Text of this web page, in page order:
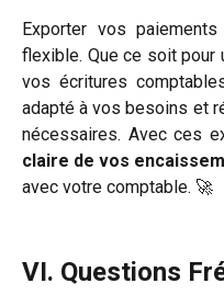
Exporter vos
flexible. Que ce soit pour
vos écritures
adapté à vos besoins et
nécessaires. Avec ces
claire de vos
avec votre comptable. 🚀
VI. Questions